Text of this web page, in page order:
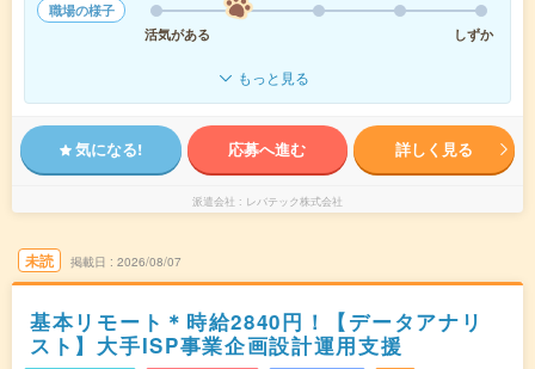
職場の様子
活気がある
しずか
もっと見る
気になる! 応募へ進む 詳しく見る
派遣会社 レバテック株式会社
未読 掲載日 2026/08/07
基本リモート＊時給2840円！【データアナリ
スト】大手ISP事業企画設計運用支援